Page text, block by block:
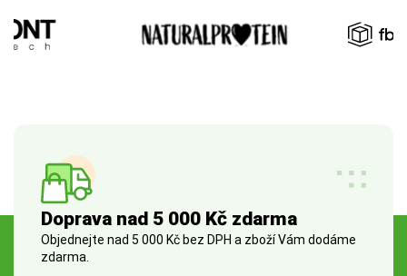
Doprava nad 5 000 Kč zdarma
Objednejte nad 5 000 Kč bez DPH a zboží Vám dodáme
zdarma.